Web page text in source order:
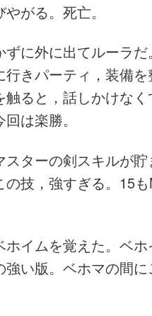
がる。死亡。
に外に出てルーラ
きパーティ，装備
ると，話しかけな
は楽勝。
スターの剣スキルが
の技，強すぎる。15
イムを覚えた。ベ
い版。ベホマの間